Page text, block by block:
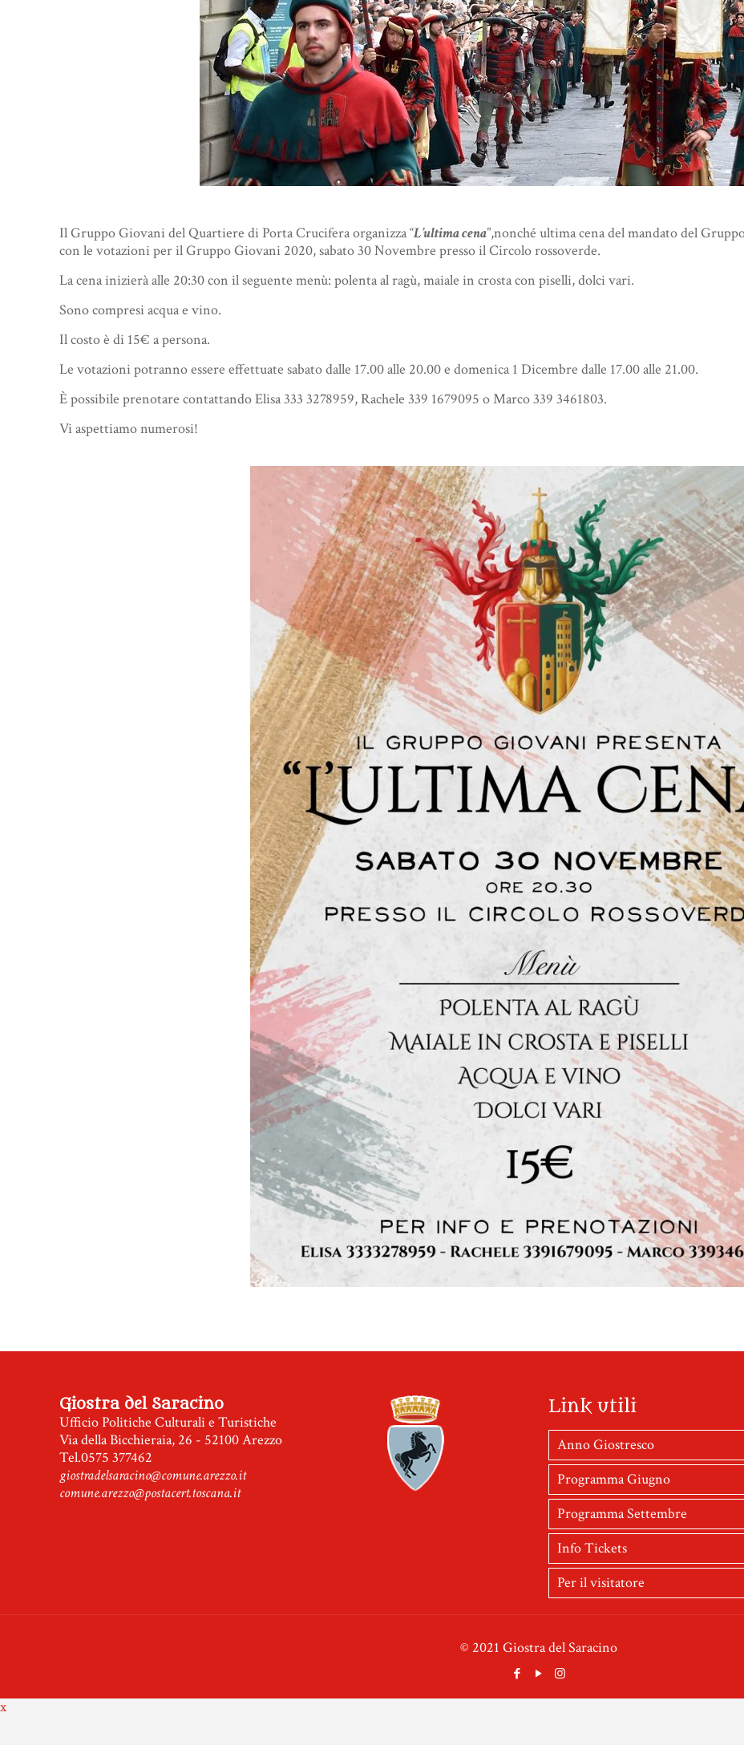
Il Gruppo Giovani del Quartiere di Porta Crucifera organizza “L’ultima cena”,nonché ultima cena del mandato del
con le votazioni per il Gruppo Giovani 2020, sabato 30 Novembre presso il Circolo rossoverde.
La cena inizierà alle 20:30 con il seguente menù: polenta al ragù, maiale in crosta con piselli, dolci vari.
Sono compresi acqua e vino.
Il costo è di 15€ a persona.
Le votazioni potranno essere effettuate sabato dalle 17.00 alle 20.00 e domenica 1 Dicembre dalle 17.00 alle 21.00.
È possibile prenotare contattando Elisa 333 3278959, Rachele 339 1679095 o Marco 339 3461803.
Vi aspettiamo numerosi!
Giostra del Saracino
Ufficio Politiche Culturali e Turistiche
Via della Bicchieraia, 26 - 52100 Arezzo
Tel.0575 377462
giostradelsaracino@comune.arezzo.it
comune.arezzo@postacert.toscana.it
Link utili
Anno Giostresco
Programma Giugno
Programma Settembre
Info Tickets
Per il visitatore
© 2021 Giostra del Saracino
x